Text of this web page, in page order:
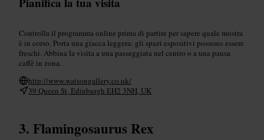
Controlla il programma online prima di partire per sapere quale mostra
è in corso. Porta una giacca leggera: gli spazi espositivi possono essere
freschi. Abbina la visita a una passeggiata nel centro o a una pausa
caffè in zona.
http://www.watsongallery.co.uk/
39 Queen St, Edinburgh EH2 3NH, UK
Flamingosaurus Rex